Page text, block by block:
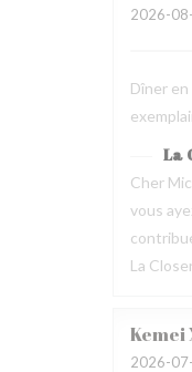
2026-
Dîner
La
Cher
vous
La
Kemei
2026-